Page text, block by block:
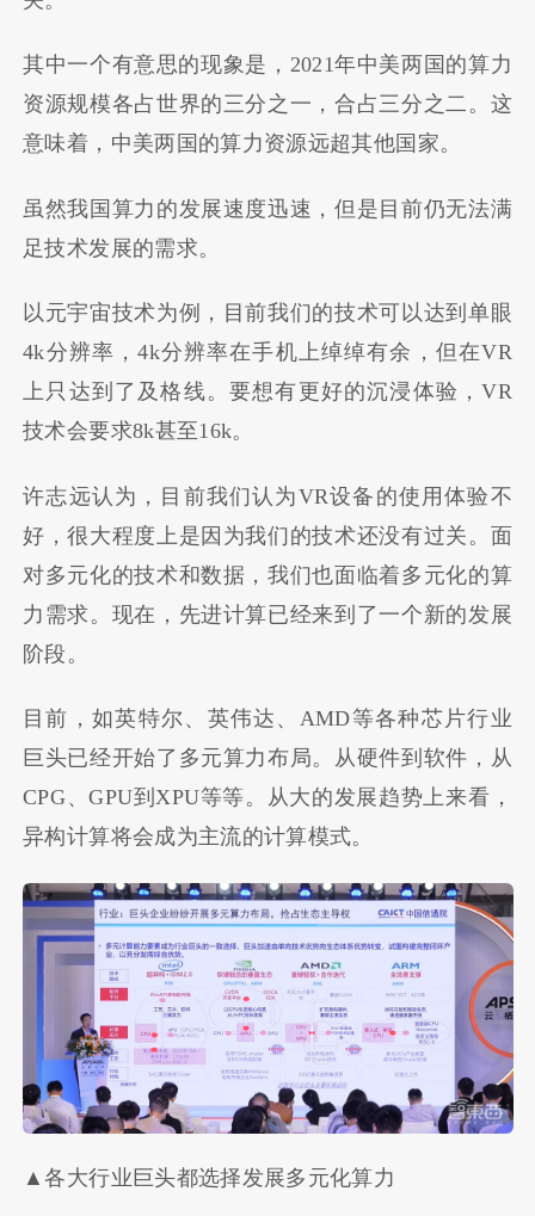
其中一个有意思的现象是，2021年中美两国的算力
资源规模各占世界的三分之一，合占三分之二。这
意味着，中美两国的算力资源远超其他国家。
虽然我国算力的发展速度迅速，但是目前仍无法满
足技术发展的需求。
以元宇宙技术为例，目前我们的技术可以达到单眼
4k分辨率，4k分辨率在手机上绰绰有余，但在VR
上只达到了及格线。要想有更好的沉浸体验，VR
技术会要求8k甚至16k。
许志远认为，目前我们认为VR设备的使用体验不
好，很大程度上是因为我们的技术还没有过关。面
对多元化的技术和数据，我们也面临着多元化的算
力需求。现在，先进计算已经来到了一个新的发展
阶段。
目前，如英特尔、英伟达、AMD等各种芯片行业
巨头已经开始了多元算力布局。从硬件到软件，从
CPG、GPU到XPU等等。从大的发展趋势上来看，
异构计算将会成为主流的计算模式。
▲各大行业巨头都选择发展多元化算力